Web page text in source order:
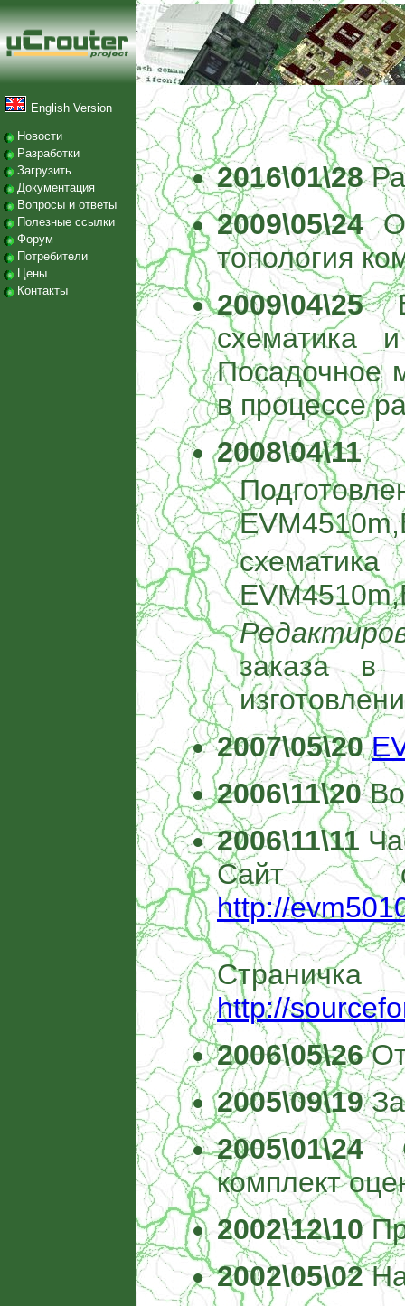
English Version
Новости
Разработки
Загрузить
Документация
Вопросы и ответы
Полезные ссылки
Форум
Потребители
Цены
Контакты
2016\01\28
2009\05\24
топология
2009\04\25
схематика
Посадочное
в процессе
2008\04\11
заказа в
2007\05\20
2006\11\20
2006\11\11
Сайт
http://
http://
2006\05\26
2005\09\19
2005\01\24
комплект
2002\12\10
2002\05\02